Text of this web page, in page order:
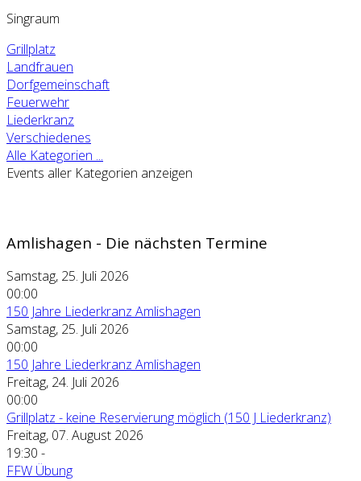
Singraum
Grillplatz
Landfrauen
Dorfgemeinschaft
Feuerwehr
Liederkranz
Verschiedenes
Alle Kategorien ...
Events aller Kategorien anzeigen
Amlishagen - Die nächsten Termine
Samstag, 25. Juli 2026
00:00
150 Jahre Liederkranz Amlishagen
Samstag, 25. Juli 2026
00:00
150 Jahre Liederkranz Amlishagen
Freitag, 24. Juli 2026
00:00
Grillplatz - keine Reservierung möglich (150 J Liederkranz)
Freitag, 07. August 2026
19:30 -
FFW Übung